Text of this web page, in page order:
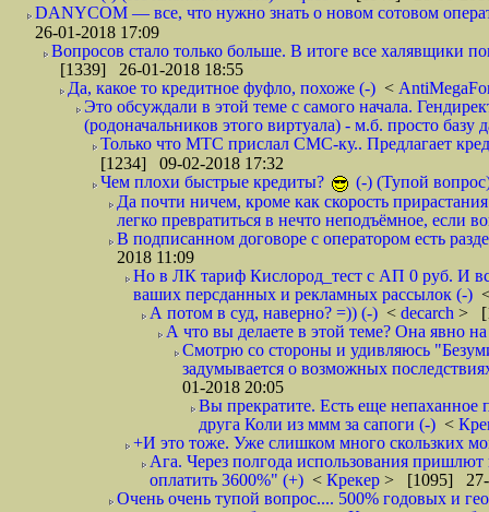
DANYCOM — все, что нужно знать о новом сотовом
26-01-2018 17:09
Вопросов стало только больше. В итоге все халявщики
[1339] 26-01-2018 18:55
Да, какое то кредитное фуфло, похоже (-) <
Это обсуждали в этой теме с самого начала.
(родоначальников этого виртуала) - м.б. просто
Только что МТС прислал СМС-ку.. Предлагает
[1234] 09-02-2018 17:32
Чем плохи быстрые кредиты?
(-) (Тупой
Да почти ничем, кроме как скорость
легко превратиться в нечто неподъёмное, если
В подписанном договоре с оператором есть
2018 11:09
Но в ЛК тариф Кислород_тест с АП 0 руб. И
ваших персданных и рекламных рассылок (-)
А потом в суд, наверно? =)) (-) < decarch >
А что вы делаете в этой теме? Она явно
Смотрю со стороны и удивляюсь
задумывается о возможных
01-2018 20:05
Вы прекратите. Есть еще непаханное
друга Коли из ммм за сапоги (-) <
+И это тоже. Уже слишком много скользких
Ага. Через полгода использования
оплатить 3600%" (+) < Крекер > [1095] 27-
Очень очень тупой вопрос.... 500% годовых и